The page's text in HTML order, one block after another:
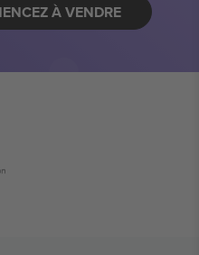
À VENDRE